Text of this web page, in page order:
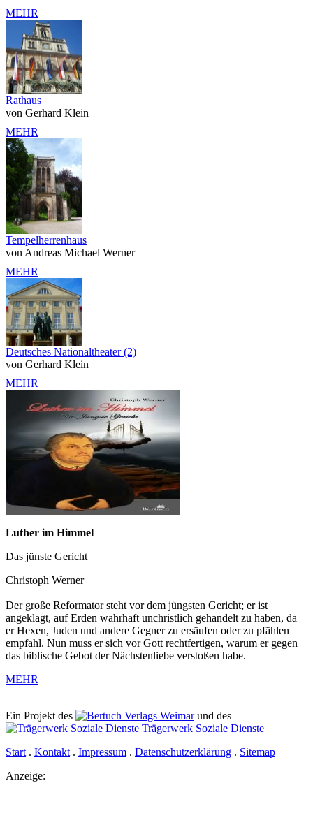
MEHR
Rathaus
von Gerhard Klein
MEHR
Tempelherrenhaus
von Andreas Michael Werner
MEHR
Deutsches Nationaltheater (2)
von Gerhard Klein
MEHR
Luther im Himmel
Das jünste Gericht
Christoph Werner
Der große Reformator steht vor dem jüngsten Gericht; er ist
angeklagt, auf Erden wahrhaft unchristlich gehandelt zu haben, da
er Hexen, Juden und andere Gegner zu ersäufen oder zu pfählen
empfahl. Nun muss er sich vor Gott rechtfertigen, warum er gegen
das biblische Gebot der Nächstenliebe verstoßen habe.
MEHR
Ein Projekt des Verlags Weimarund des
Trägerwerk Soziale Dienste
Start . Kontakt . Impressum . Datenschutz­erklärung . Sitemap
Anzeige: